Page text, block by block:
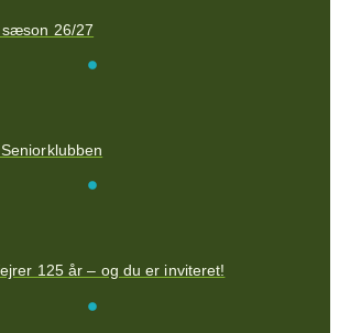
26/27
125 år – og du er inviteret!